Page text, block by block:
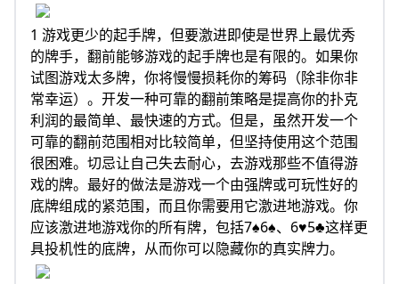
1 游戏更少的起手牌，但要激进即使是世界上最优秀
的牌手，翻前能够游戏的起手牌也是有限的。如果你
试图游戏太多牌，你将慢慢损耗你的筹码（除非你非
常幸运）。开发一种可靠的翻前策略是提高你的扑克
利润的最简单、最快速的方式。但是，虽然开发一个
可靠的翻前范围相对比较简单，但坚持使用这个范围
很困难。切忌让自己失去耐心，去游戏那些不值得游
戏的牌。最好的做法是游戏一个由强牌或可玩性好的
底牌组成的紧范围，而且你需要用它激进地游戏。你
应该激进地游戏你的所有牌，包括7♠6♠、6♥5♣这样更
具投机性的底牌，从而你可以隐藏你的真实牌力。